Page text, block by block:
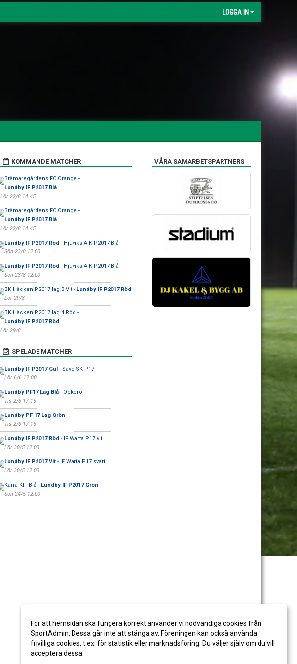
LOGGA IN
KOMMANDE MATCHER
Brämaregårdens FC Orange -
Lundby IF P2017 Blå
Lör 22/8 14:45
Brämaregårdens FC Orange -
Lundby IF P2017 Blå
Lör 22/8 14:45
Lundby IF P2017 Röd - Hjuviks AIK P2017 Blå
Sön 23/8 12:00
Lundby IF P2017 Röd - Hjuviks AIK P2017 Blå
Sön 23/8 12:00
BK Häcken P2017 lag 3 Vit - Lundby IF P2017 Röd
Lör 29/8
BK Häcken P2017 lag 4 Röd -
Lundby IF P2017 Röd
Lör 29/8
SPELADE MATCHER
Lundby IF P2017 Gul- Säve SK P17
Lör 6/6 12:00
Lundby PF17 Lag Blå- Öckerö
Tis 2/6 17:15
Lundby PF 17 Lag Grön -
Tis 2/6 17:15
Lundby IF P2017 Röd - IF Warta P17 vit
Lör 30/5 12:00
Lundby IF P2017 Vit- IF Warta P17 svart
Lör 30/5 12:00
Kärra KIF Blå - Lundby IF P2017 Grön
Sön 24/5 12:00
VÅRA SAMARBETSPARTNERS
För att hemsidan ska fungera korrekt använder vi nödvändiga cookies från
SportAdmin. Dessa går inte att stänga av. Föreningen kan också använda
frivilliga cookies, t.ex. för statistik eller marknadsföring. Du väljer själv om du vill
acceptera dessa.